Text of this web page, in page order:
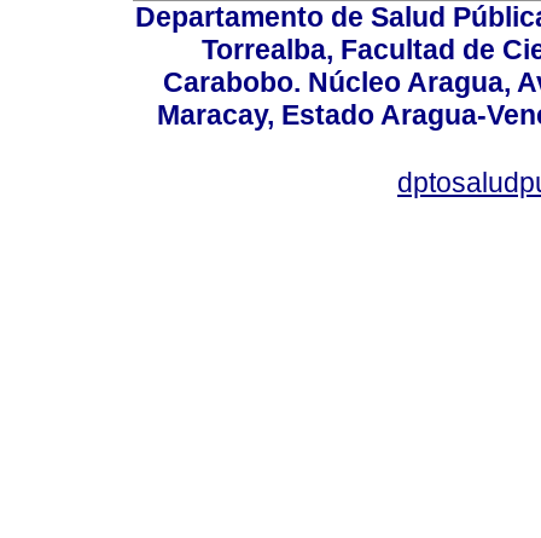
Departamento de Salud
Torrealba, Facultad de
Carabobo. Núcleo Aragua,
Maracay, Estado Aragua-